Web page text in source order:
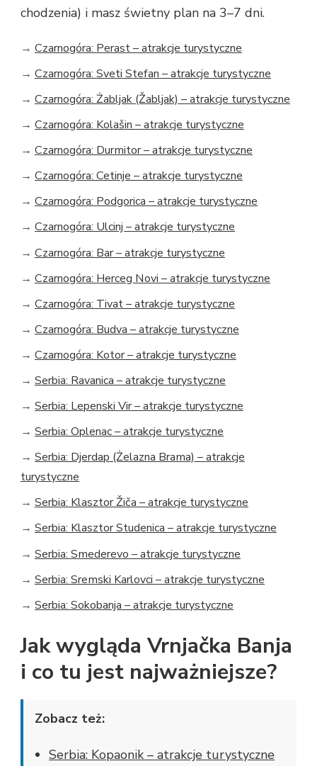
chodzenia) i masz świetny plan na 3–7 dni.
→ Czarnogóra: Perast – atrakcje turystyczne
→ Czarnogóra: Sveti Stefan – atrakcje turystyczne
→ Czarnogóra: Żabljak (Žabljak) – atrakcje turystyczne
→ Czarnogóra: Kolašin – atrakcje turystyczne
→ Czarnogóra: Durmitor – atrakcje turystyczne
→ Czarnogóra: Cetinje – atrakcje turystyczne
→ Czarnogóra: Podgorica – atrakcje turystyczne
→ Czarnogóra: Ulcinj – atrakcje turystyczne
→ Czarnogóra: Bar – atrakcje turystyczne
→ Czarnogóra: Herceg Novi – atrakcje turystyczne
→ Czarnogóra: Tivat – atrakcje turystyczne
→ Czarnogóra: Budva – atrakcje turystyczne
→ Czarnogóra: Kotor – atrakcje turystyczne
→ Serbia: Ravanica – atrakcje turystyczne
→ Serbia: Lepenski Vir – atrakcje turystyczne
→ Serbia: Oplenac – atrakcje turystyczne
→ Serbia: Djerdap (Żelazna Brama) – atrakcje
turystyczne
→ Serbia: Klasztor Žiča – atrakcje turystyczne
→ Serbia: Klasztor Studenica – atrakcje turystyczne
→ Serbia: Smederevo – atrakcje turystyczne
→ Serbia: Sremski Karlovci – atrakcje turystyczne
→ Serbia: Sokobanja – atrakcje turystyczne
Jak wygląda Vrnjačka Banja
i co tu jest najważniejsze?
Zobacz też:
Serbia: Kopaonik – atrakcje turystyczne